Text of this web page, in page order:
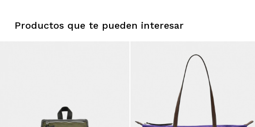
Productos que te pueden interesar